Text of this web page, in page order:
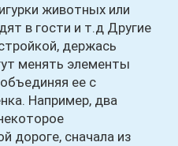
животных или
в гости и т.д Другие
держась
менять элементы
ее с
Например, два
дороге, сначала из